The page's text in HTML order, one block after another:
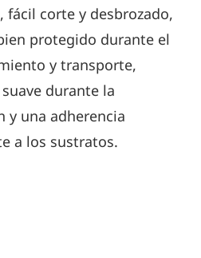
fácil corte y desbrozado,
protegido durante el
y transporte,
durante la
y una adherencia
a los sustratos.